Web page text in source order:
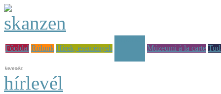
Főoldal Rólunk Hírek, események
Múzeumi à la carte
hírlevél